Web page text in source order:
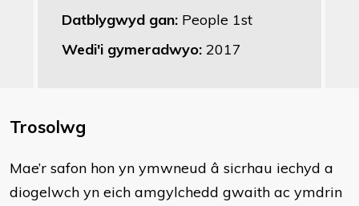
Datblygwyd gan: People 1st
Wedi'i gymeradwyo: 2017
Trosolwg
​Mae’r safon hon yn ymwneud â sicrhau iechyd a
diogelwch yn eich amgylchedd gwaith ac ymdrin